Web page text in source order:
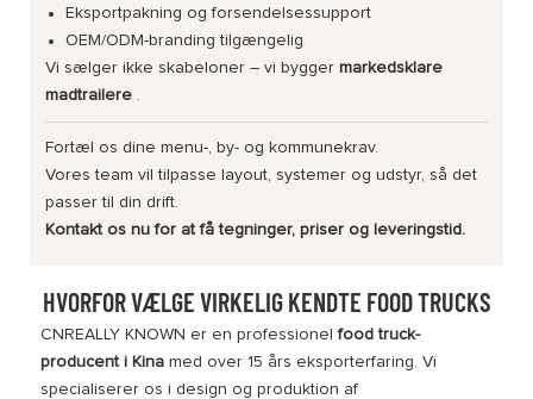
Eksportpakning og forsendelsessupport
OEM/ODM-branding tilgængelig
Vi sælger ikke skabeloner – vi byggermarkedsklare
madtrailere .
Fortæl os dine menu-, by- og kommunekrav.
Vores team vil tilpasse layout, systemer og udstyr, så det
passer til din drift.
Kontakt os nu for at få tegninger, priser og leveringstid.
HVORFOR VÆLGE VIRKELIG KENDTE FOOD TRUCKS
CNREALLY KNOWN er en professionelfood truck-
producent i Kinamed over 15 års eksporterfaring. Vi
specialiserer os i design og produktion af